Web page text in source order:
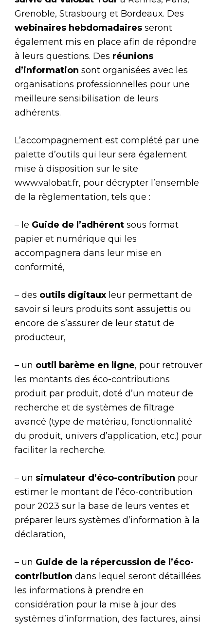
Grenoble, Strasbourg et Bordeaux. Des
webinaires hebdomadaires seront
également mis en place afin de répondre
à leurs questions. Des réunions
d’information sont organisées avec les
organisations professionnelles pour une
meilleure sensibilisation de leurs
adhérents.
L’accompagnement est complété par une
palette d’outils qui leur sera également
mise à disposition sur le site
www.valobat.fr, pour décrypter l’ensemble
de la règlementation, tels que :
– le Guide de l’adhérent sous format
papier et numérique qui les
accompagnera dans leur mise en
conformité,
– des outils digitaux leur permettant de
savoir si leurs produits sont assujettis ou
encore de s’assurer de leur statut de
producteur,
– un outil barème en ligne, pour retrouver
les montants des éco-contributions
produit par produit, doté d’un moteur de
recherche et de systèmes de filtrage
avancé (type de matériau, fonctionnalité
du produit, univers d’application, etc.) pour
faciliter la recherche.
– un simulateur d’éco-contribution pour
estimer le montant de l’éco-contribution
pour 2023 sur la base de leurs ventes et
préparer leurs systèmes d’information à la
déclaration,
– un Guide de la répercussion de l’éco-
contribution dans lequel seront détaillées
les informations à prendre en
considération pour la mise à jour des
systèmes d’information, des factures, ainsi